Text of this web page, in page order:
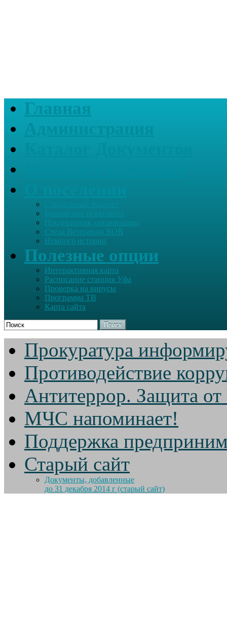
Главная
Банковские реквизиты
Предприятия, организации
Стела Ветеранам ВОВ
Немного истории
Полезные опции
Интерактивная карта
Расписание станция Уфа
Проверка на вирусы
Программа ТВ
Карта сайта
Поиск
Прокуратура
Противодействие
Антитеррор. Защита
МЧС напоминает!
Поддержка
Старый сайт
Документы, добавленные
до 31 декабря 2014 г (старый сайт)